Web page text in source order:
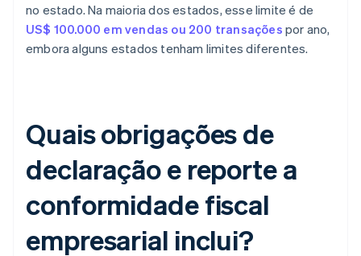
no estado. Na maioria dos estados, esse limite é de
US$ 100.000 em vendas ou 200 transações por ano,
embora alguns estados tenham limites diferentes.
Quais obrigações de
declaração e reporte a
conformidade fiscal
empresarial inclui?